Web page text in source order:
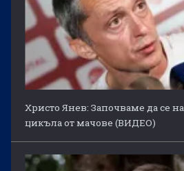
Христо Янев: Започваме да се
цикъла от мачове (ВИДЕО)